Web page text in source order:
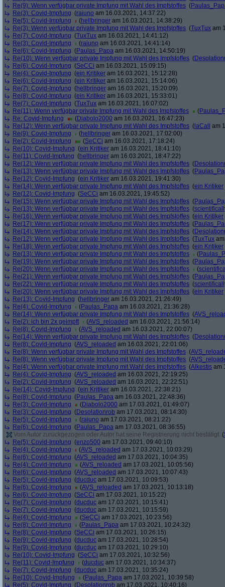
Re(9): Wenn verfügbar private Impfung mit Wahl des Impfstoffes (
Re(3): Covid-Impfung (raiuno am 16.03.2021, 14:37:22)
Re(5): Covid-Impfung
(hellbringer am 16.03.2021, 14:38:29)
Re(3): Wenn verfügbar private Impfung mit Wahl des Impfstoffes (TuxTux am
Re(7): Covid-Impfung (TuxTux am 16.03.2021, 14:41:12)
Re(3): Covid-Impfung
(raiuno am 16.03.2021, 14:41:14)
Re(6): Covid-Impfung (Paulas_Papa am 16.03.2021, 14:50:19)
Re(10): Wenn verfügbar private Impfung mit Wahl des Impfstoffes (
Re(6): Covid-Impfung (SeCCi am 16.03.2021, 15:09:15)
Re(4): Covid-Impfung (ein Kritiker am 16.03.2021, 15:12:28)
Re(6): Covid-Impfung (ein Kritiker am 16.03.2021, 15:14:06)
Re(7): Covid-Impfung (hellbringer am 16.03.2021, 15:20:09)
Re(8): Covid-Impfung (ein Kritiker am 16.03.2021, 15:33:01)
Re(7): Covid-Impfung (TuxTux am 16.03.2021, 16:07:02)
Re(11): Wenn verfügbar private Impfung mit Wahl des Impfstoffes
(
Re: Covid-Impfung
(Diabolo2000 am 16.03.2021, 16:47:23)
Re(12): Wenn verfügbar private Impfung mit Wahl des Impfstoffes ( laCall
am
Re(9): Covid-Impfung
(hellbringer am 16.03.2021, 17:02:00)
Re(2): Covid-Impfung
(SeCCi am 16.03.2021, 17:18:24)
Re(10): Covid-Impfung (ein Kritiker am 16.03.2021, 18:41:10)
Re(11): Covid-Impfung (hellbringer am 16.03.2021, 18:47:22)
Re(12): Wenn verfügbar private Impfung mit Wahl des Impfstoffes (
Re(13): Wenn verfügbar private Impfung mit Wahl des Impfstoffes (
Re(12): Covid-Impfung (ein Kritiker am 16.03.2021, 19:41:30)
Re(14): Wenn verfügbar private Impfung mit Wahl des Impfstoffes (ein Kritiker
Re(12): Covid-Impfung (SeCCi am 16.03.2021, 19:45:52)
Re(15): Wenn verfügbar private Impfung mit Wahl des Impfstoffes (
Re(13): Wenn verfügbar private Impfung mit Wahl des Impfstoffes (
Re(16): Wenn verfügbar private Impfung mit Wahl des Impfstoffes (ein Kritiker
Re(17): Wenn verfügbar private Impfung mit Wahl des Impfstoffes (
Re(14): Wenn verfügbar private Impfung mit Wahl des Impfstoffes (
Re(12): Wenn verfügbar private Impfung mit Wahl des Impfstoffes (TuxTux
Re(18): Wenn verfügbar private Impfung mit Wahl des Impfstoffes (ein Kritiker
Re(13): Wenn verfügbar private Impfung mit Wahl des Impfstoffes
(
Re(19): Wenn verfügbar private Impfung mit Wahl des Impfstoffes (
Re(20): Wenn verfügbar private Impfung mit Wahl des Impfstoffes
(
Re(21): Wenn verfügbar private Impfung mit Wahl des Impfstoffes (
Re(22): Wenn verfügbar private Impfung mit Wahl des Impfstoffes (
Re(20): Wenn verfügbar private Impfung mit Wahl des Impfstoffes (ein Kritiker
Re(13): Covid-Impfung (hellbringer am 16.03.2021, 21:26:49)
Re(4): Covid-Impfung
(Paulas_Papa am 16.03.2021, 21:36:28)
Re(14): Wenn verfügbar private Impfung mit Wahl des Impfstoffes (
Re(2): ich bin 2x geimpft
(AVS_reloaded am 16.03.2021, 21:56:14)
Re(8): Covid-Impfung
(AVS_reloaded am 16.03.2021, 22:00:07)
Re(14): Wenn verfügbar private Impfung mit Wahl des Impfstoffes (
Re(8): Covid-Impfung (AVS_reloaded am 16.03.2021, 22:01:06)
Re(8): Wenn verfügbar private Impfung mit Wahl des Impfstoffes (
Re(8): Wenn verfügbar private Impfung mit Wahl des Impfstoffes (
Re(4): Wenn verfügbar private Impfung mit Wahl des Impfstoffes (Alkestis am
Re(4): Covid-Impfung (AVS_reloaded am 16.03.2021, 22:19:25)
Re(2): Covid-Impfung (AVS_reloaded am 16.03.2021, 22:22:51)
Re(14): Covid-Impfung (ein Kritiker am 16.03.2021, 22:38:21)
Re(8): Covid-Impfung (Paulas_Papa am 16.03.2021, 22:48:36)
Re(3): Covid-Impfung
(Diabolo2000 am 17.03.2021, 01:49:07)
Re(3): Covid-Impfung (Desolationrob am 17.03.2021, 08:14:30)
Re(5): Covid-Impfung
(raiuno am 17.03.2021, 08:21:22)
Re(6): Covid-Impfung (Paulas_Papa am 17.03.2021, 08:36:55)
Vom Autor zurückgezogen oder Autor hat seine Registrierung nicht bestätigt (
Re(5): Covid-Impfung (enzo500 am 17.03.2021, 09:40:10)
Re(4): Covid-Impfung
(AVS_reloaded am 17.03.2021, 10:03:29)
Re(6): Covid-Impfung (AVS_reloaded am 17.03.2021, 10:04:35)
Re(4): Covid-Impfung
(AVS_reloaded am 17.03.2021, 10:05:56)
Re(6): Covid-Impfung (AVS_reloaded am 17.03.2021, 10:07:43)
Re(5): Covid-Impfung (ducduc am 17.03.2021, 10:09:53)
Re(6): Covid-Impfung
(AVS_reloaded am 17.03.2021, 10:13:18)
Re(6): Covid-Impfung (SeCCi am 17.03.2021, 10:15:22)
Re(7): Covid-Impfung (ducduc am 17.03.2021, 10:15:41)
Re(7): Covid-Impfung (ducduc am 17.03.2021, 10:15:59)
Re(4): Covid-Impfung
(SeCCi am 17.03.2021, 10:23:56)
Re(8): Covid-Impfung
(Paulas_Papa am 17.03.2021, 10:24:32)
Re(8): Covid-Impfung (SeCCi am 17.03.2021, 10:26:15)
Re(9): Covid-Impfung (ducduc am 17.03.2021, 10:28:54)
Re(9): Covid-Impfung (ducduc am 17.03.2021, 10:29:10)
Re(10): Covid-Impfung (SeCCi am 17.03.2021, 10:32:56)
Re(11): Covid-Impfung
(ducduc am 17.03.2021, 10:34:37)
Re(7): Covid-Impfung (ducduc am 17.03.2021, 10:35:24)
Re(10): Covid-Impfung
(Paulas_Papa am 17.03.2021, 10:39:58)
Re(5): Covid-Impfung (Desolationrob am 17.03.2021, 10:40:16)